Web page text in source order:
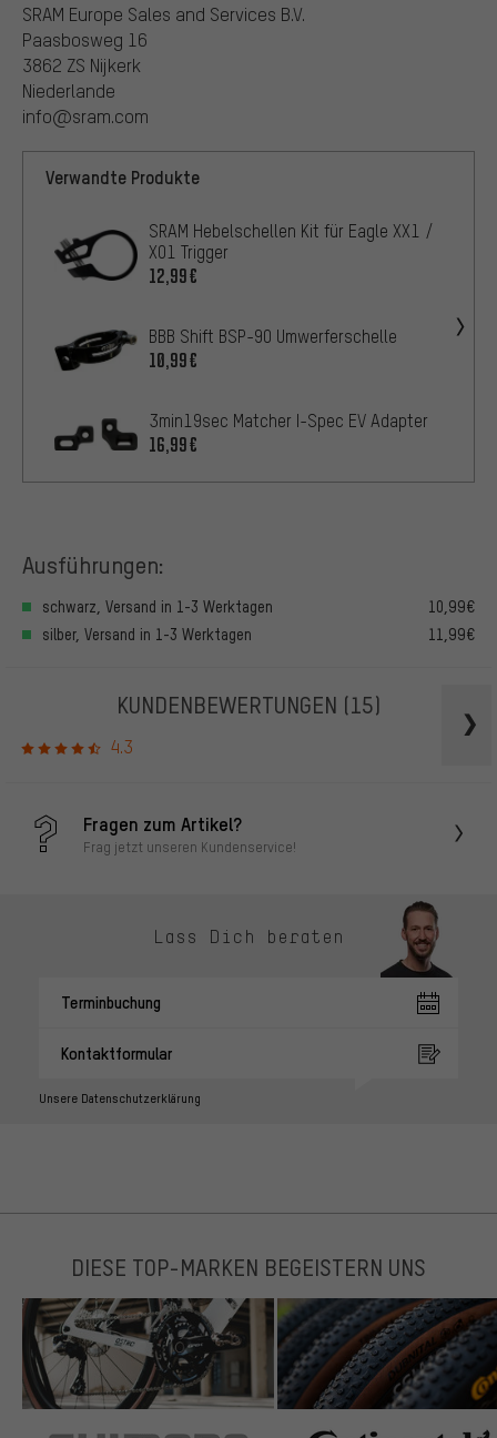
SRAM Europe Sales and Services B.V.
Paasbosweg 16
3862 ZS Nijkerk
Niederlande
info@sram.com
Verwandte Produkte
SRAM Hebelschellen Kit für Eagle XX1 /
X01 Trigger
12,99€
BBB Shift BSP-90 Umwerferschelle
10,99€
3min19sec Matcher I-Spec EV Adapter
16,99€
Ausführungen:
schwarz, Versand in 1-3 Werktagen
10,99€
silber, Versand in 1-3 Werktagen
11,99€
KUNDENBEWERTUNGEN (15)
4.3
Fragen zum Artikel?
Frag jetzt unseren Kundenservice!
Lass Dich beraten
Terminbuchung
Kontaktformular
Unsere Datenschutzerklärung
DIESE TOP-MARKEN BEGEISTERN UNS